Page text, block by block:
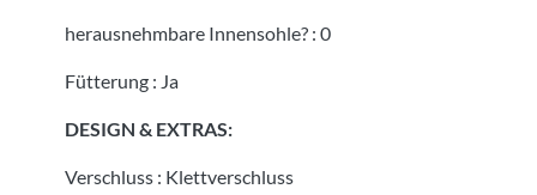
herausnehmbare Innensohle? : 0
Fütterung : Ja
DESIGN & EXTRAS:
Verschluss : Klettverschluss